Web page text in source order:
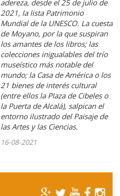
adereza, desde el 25 de julio de
2021, la lista Patrimonio
Mundial de la UNESCO. La cuesta
de Moyano, por la que suspiran
los amantes de los libros; las
colecciones inigualables del trío
museístico más notable del
mundo; la Casa de América o los
21 bienes de interés cultural
(entre ellos la Plaza de Cibeles o
la Puerta de Alcalá), salpican el
entorno ilustrado del Paisaje de
las Artes y las Ciencias.
16-08-2021